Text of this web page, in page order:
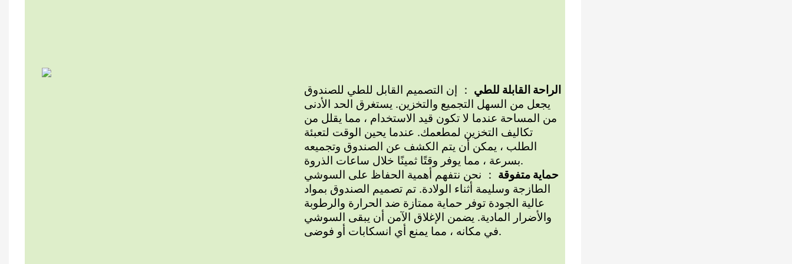
الراحة القابلة للطي ： إن التصميم القابل للطي للصندوق
يجعل من السهل التجميع والتخزين. يستغرق الحد الأدنى
من المساحة عندما لا تكون قيد الاستخدام ، مما يقلل من
تكاليف التخزين لمطعمك. عندما يحين الوقت لتعبئة
الطلب ، يمكن أن يتم الكشف عن الصندوق وتجميعه
بسرعة ، مما يوفر وقتًا ثمينًا خلال ساعات الذروة.
حماية متفوقة ： نحن نتفهم أهمية الحفاظ على السوشي
الطازجة وسليمة أثناء الولادة. تم تصميم الصندوق بمواد
عالية الجودة توفر حماية ممتازة ضد الحرارة والرطوبة
والأضرار المادية. يضمن الإغلاق الآمن أن يبقى السوشي
في مكانه ، مما يمنع أي انسكابات أو فوضى.